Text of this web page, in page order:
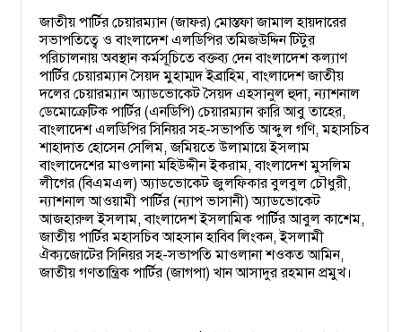
জাতীয় পার্টির চেয়ারম্যান (জাফর) মোস্তফা জামাল হায়দারের
সভাপতিত্বে ও বাংলাদেশ এলডিপির তমিজউদ্দিন টিটুর
পরিচালনায় অবস্থান কর্মসূচিতে বক্তব্য দেন বাংলাদেশ কল্যাণ
পার্টির চেয়ারম্যান সৈয়দ মুহাম্মদ ইব্রাহিম, বাংলাদেশ জাতীয়
দলের চেয়ারম্যান অ্যাডভোকেট সৈয়দ এহসানুল হুদা, ন্যাশনাল
ডেমোক্রেটিক পার্টির (এনডিপি) চেয়ারম্যান ক্বারি আবু তাহের,
বাংলাদেশ এলডিপির সিনিয়র সহ-সভাপতি আব্দুল গণি, মহাসচিব
শাহাদাত হোসেন সেলিম, জমিয়তে উলামায়ে ইসলাম
বাংলাদেশের মাওলানা মহিউদ্দীন ইকরাম, বাংলাদেশ মুসলিম
লীগের (বিএমএল) অ্যাডভোকেট জুলফিকার বুলবুল চৌধুরী,
ন্যাশনাল আওয়ামী পার্টির (ন্যাপ ভাসানী) অ্যাডভোকেট
আজহারুল ইসলাম, বাংলাদেশ ইসলামিক পার্টির আবুল কাশেম,
জাতীয় পার্টির মহাসচিব আহসান হাবিব লিংকন, ইসলামী
ঐক্যজোটের সিনিয়র সহ-সভাপতি মাওলানা শওকত আমিন,
জাতীয় গণতান্ত্রিক পার্টির (জাগপা) খান আসাদুর রহমান প্রমুখ।